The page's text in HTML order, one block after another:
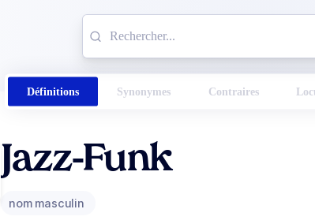
Définitions Synonymes Contraires
Jazz-Funk
nom masculin